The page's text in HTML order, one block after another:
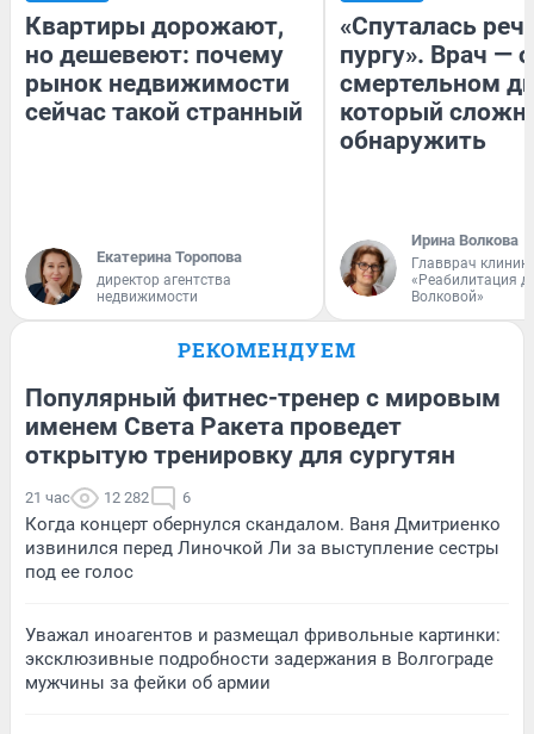
Квартиры дорожают,
но дешевеют: почему
рынок недвижимости
сейчас такой странный
Екатерина Торопова
директор агентства
недвижимости
«Спуталась
пургу». Врач — о
смертельном
который
обнаружить
Ирина Волкова
Главврач
«Реабилитация
Волковой»
РЕКОМЕНДУЕМ
Популярный фитнес-тренер с мировым
именем Света Ракета проведет
открытую тренировку для сургутян
21 час 12 282 6
Когда концерт обернулся скандалом. Ваня Дмитриенко
извинился перед Линочкой Ли за выступление сестры
под ее голос
Уважал иноагентов и размещал фривольные картинки:
эксклюзивные подробности задержания в Волгограде
мужчины за фейки об армии